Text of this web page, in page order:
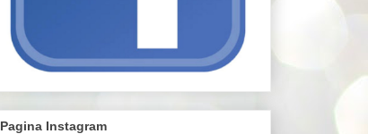
Pagina Instagram